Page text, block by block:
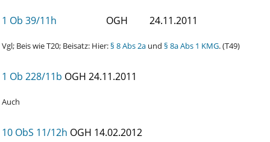
1 Ob 39/11h OGH 24.11.2011
Vgl; Beis wie T20; Beisatz: Hier:§ 8 Abs 2a und § 8a Abs 1 KMG. (T49)
1 Ob 228/11b OGH 24.11.2011
Auch
10 ObS 11/12h OGH 14.02.2012